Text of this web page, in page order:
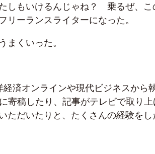
しもいけるんじゃね？ 乗るぜ、こ
リーランスライターになった。
まくいった。
済オンラインや現代ビジネスから
寄稿したり、記事がテレビで取り上
ただいたりと、たくさんの経験をし